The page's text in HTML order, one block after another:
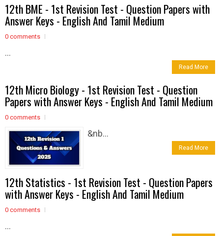
12th BME - 1st Revision Test - Question Papers with
Answer Keys - English And Tamil Medium
0 comments
...
Read More
12th Micro Biology - 1st Revision Test - Question
Papers with Answer Keys - English And Tamil Medium
0 comments
&nb...
Read More
12th Statistics - 1st Revision Test - Question Papers
with Answer Keys - English And Tamil Medium
0 comments
...